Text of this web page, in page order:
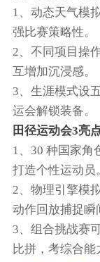
1、动态天气模
强比赛策略性。
2、不同项目操
互增加沉浸感。
3、生涯模式设
运会解锁装备。
田径运动会3亮
1、30 种国家角
打造个性运动员
2、物理引擎模
动作回放捕捉瞬
3、组合挑战赛
比拼，考综合能